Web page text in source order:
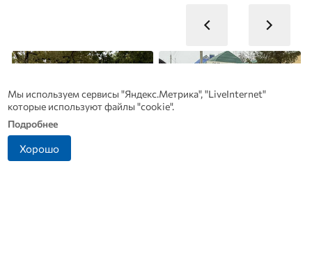
Мы используем сервисы "Яндекс.Метрика", "LiveInternet"
которые используют файлы "cookie".
Подробнее
Хорошо